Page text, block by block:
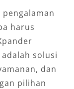
harus
solusi
dan
pilihan